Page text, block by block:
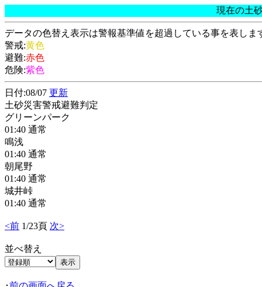
現在の土
データの色替え表示は警報基準値を超過している事を表しま
警戒:黄色
避難:赤色
危険:紫色
日付:08/07 更新
土砂災害警戒避難判定
グリーンパーク
01:40 通常
鳴浅
01:40 通常
朝尾野
01:40 通常
城井峠
01:40 通常
<前 1/23頁 次>
並べ替え